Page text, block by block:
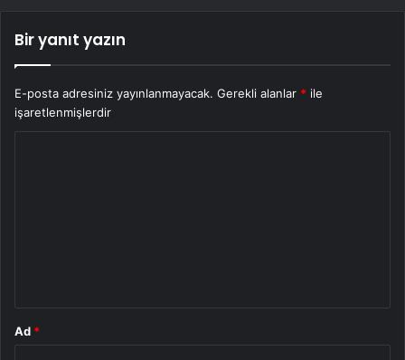
Bir yanıt yazın
E-posta adresiniz yayınlanmayacak. Gerekli alanlar * ile
işaretlenmişlerdir
Ad *